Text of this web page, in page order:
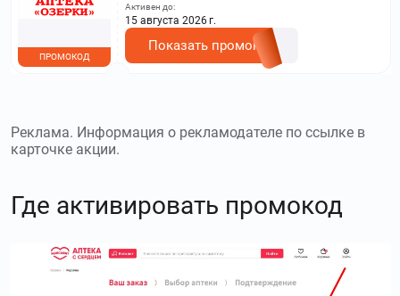
ПРОМОКОД
Активен до:
15 августа 2026 г.
Показать промокод
Реклама. Информация о рекламодателе по ссылке в
карточке акции.
Где активировать промокод